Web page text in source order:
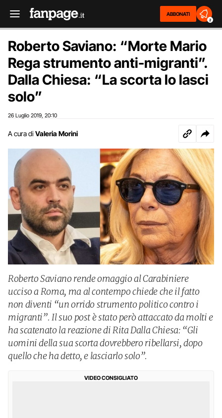
ABBONATI
2
Roberto Saviano: “Morte Mario
Rega strumento anti-migranti”.
Dalla Chiesa: “La scorta lo lasci
solo”
26 Luglio 2019 20:10
A cura di Valeria Morini
Roberto Saviano rende omaggio al Carabiniere
ucciso a Roma, ma al contempo chiede che il fatto
non diventi “un orrido strumento politico contro i
migranti”. Il suo post è stato però attaccato da molti e
ha scatenato la reazione di Rita Dalla Chiesa: “Gli
uomini della sua scorta dovrebbero ribellarsi, dopo
quello che ha detto, e lasciarlo solo”.
VIDEO CONSIGLIATO